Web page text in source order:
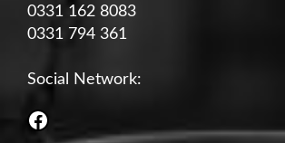
0331 162 8083
0331 794 361
Social Network:
Facebook